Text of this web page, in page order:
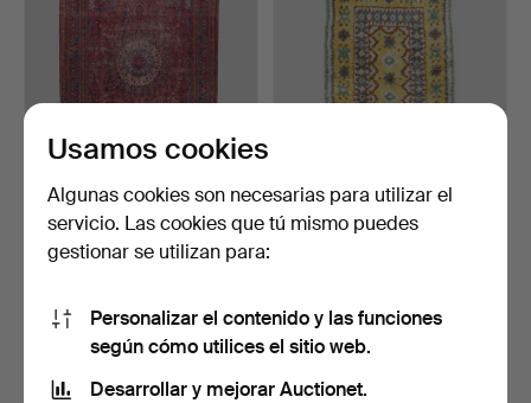
ALFOMBRA, Kirman,
antigua. Firmada Moshir …
1 día
43 USD
ALFOMBRA, rya, mediados
del siglo XX, apro…
106 USD
Usamos cookies
Algunas cookies son necesarias para utilizar el
servicio. Las cookies que tú mismo puedes
gestionar se utilizan para:
Personalizar el contenido y las funciones
según cómo utilices el sitio web.
Desarrollar y mejorar Auctionet.